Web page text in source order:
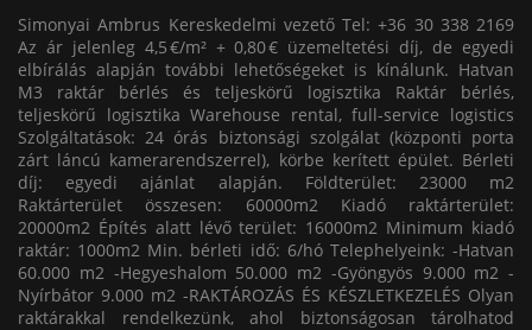
Simonyai Ambrus Kereskedelmi vezető Tel: +36 30 338 2169
Az ár jelenleg 4,5 €/m² + 0,80 € üzemeltetési díj, de egyedi
elbírálás alapján további lehetőségeket is kínálunk. Hatvan
M3 raktár bérlés és teljeskörű logisztika Raktár bérlés,
teljeskörű logisztika Warehouse rental, full-service logistics
Szolgáltatások: 24 órás biztonsági szolgálat (központi porta
zárt láncú kamerarendszerrel), körbe kerített épület. Bérleti
díj: egyedi ajánlat alapján. Földterület: 23000 m2
Raktárterület összesen: 60000m2 Kiadó raktárterület:
20000m2 Építés alatt lévő terület: 16000m2 Minimum kiadó
raktár: 1000m2 Min. bérleti idő: 6/hó Telephelyeink: -Hatvan
60.000 m2 -Hegyeshalom 50.000 m2 -Gyöngyös 9.000 m2 -
Nyírbátor 9.000 m2 -RAKTÁROZÁS ÉS KÉSZLETKEZELÉS Olyan
raktárakkal rendelkezünk, ahol biztonságosan tárolhatod